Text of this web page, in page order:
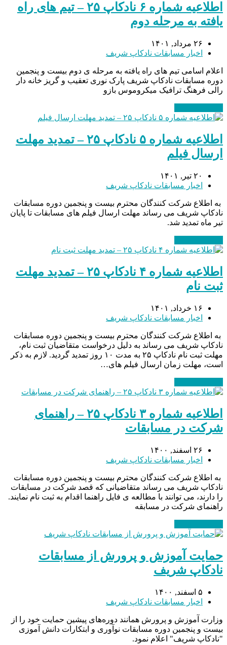
اطلاعیه شماره ۶ نادکاپ ۲۵ – تیم های راه
یافته به مرحله دوم
۲۶ مرداد, ۱۴۰۱
اخبار مسابقات نادکاپ شریف
اعلام اسامی تیم های راه یافته به مرحله ی دوم بیست و پنجمین
دوره مسابقات نادکاپ شریف پارک نوری تعقیب و گریز خانه دار
رالی فرهنگ ترافیک میکروموس بازو
اطلاعیه شماره ۵ نادکاپ ۲۵ – تمدید مهلت
ارسال فیلم
۲۰ تیر, ۱۴۰۱
اخبار مسابقات نادکاپ شریف
به اطلاع شرکت کنندگان محترم بیست و پنجمین دوره مسابقات
نادکاپ شریف می رساند مهلت ارسال فیلم های مسابقات تا پایان
تیر ماه تمدید شد.
اطلاعیه شماره ۴ نادکاپ ۲۵ – تمدید مهلت
ثبت نام
۱۶ خرداد, ۱۴۰۱
اخبار مسابقات نادکاپ شریف
به اطلاع شرکت کنندگان محترم بیست و پنجمین دوره مسابقات
نادکاپ شریف می رساند به دلیل درخواست متقاضیان ثبت نام،
مهلت ثبت نام نادکاپ ۲۵ به مدت ۱۰ روز تمدید گردید. لازم به ذکر
است، مهلت زمان ارسال فیلم های…
اطلاعیه شماره ۳ نادکاپ ۲۵ – راهنمای
شرکت در مسابقات
۲۶ اسفند, ۱۴۰۰
اخبار مسابقات نادکاپ شریف
به اطلاع شرکت کنندگان محترم بیست و پنجمین دوره مسابقات
نادکاپ شریف می رساند متقاضیانی که قصد شرکت در مسابقات
را دارند، می توانند با مطالعه ی فایل راهنما اقدام به ثبت نام نمایند.
راهنمای شرکت در مسابقه
حمایت آموزش و پرورش از مسابقات
نادکاپ شریف
۵ اسفند, ۱۴۰۰
اخبار مسابقات نادکاپ شریف
وزارت آموزش و پرورش همانند دوره‌های پیشین حمایت خود را از
بیست و پنجمین دوره مسابقات نوآوری و ابتکارات دانش آموزی
"نادکاپ شریف" اعلام نمود.